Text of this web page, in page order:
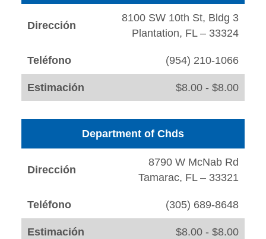
Dirección
8100 SW 10th St, Bldg 3
Plantation, FL – 33324
Teléfono (954) 210-1066
Estimación $8.00 - $8.00
Department of Chds
Dirección
8790 W McNab Rd
Tamarac, FL – 33321
Teléfono (305) 689-8648
Estimación $8.00 - $8.00